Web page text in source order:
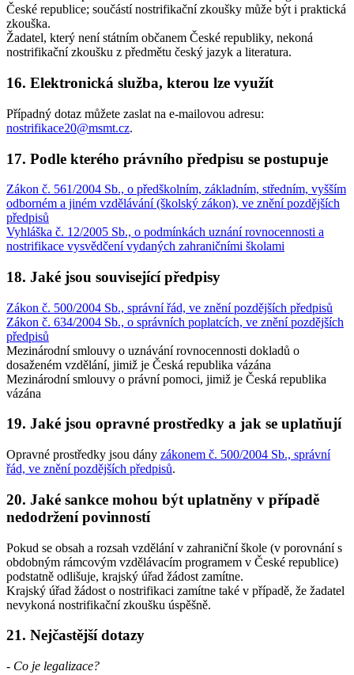
České republice; součástí nostrifikační zkoušky může být i praktická
zkouška.
Žadatel, který není státním občanem České republiky, nekoná
nostrifikační zkoušku z předmětu český jazyk a literatura.
16. Elektronická služba, kterou lze využít
Případný dotaz můžete zaslat na e-mailovou adresu:
nostrifikace20@msmt.cz.
17. Podle kterého právního předpisu se postupuje
Zákon č. 561/2004 Sb., o předškolním, základním, středním, vyšším
odborném a jiném vzdělávání (školský zákon), ve znění pozdějších
předpisů
Vyhláška č. 12/2005 Sb., o podmínkách uznání rovnocennosti a
nostrifikace vysvědčení vydaných zahraničními školami
18. Jaké jsou související předpisy
Zákon č. 500/2004 Sb., správní řád, ve znění pozdějších předpisů
Zákon č. 634/2004 Sb., o správních poplatcích, ve znění pozdějších
předpisů
Mezinárodní smlouvy o uznávání rovnocennosti dokladů o
dosaženém vzdělání, jimiž je Česká republika vázána
Mezinárodní smlouvy o právní pomoci, jimiž je Česká republika
vázána
19. Jaké jsou opravné prostředky a jak se uplatňují
Opravné prostředky jsou dány zákonem č. 500/2004 Sb., správní
řád, ve znění pozdějších předpisů.
20. Jaké sankce mohou být uplatněny v případě
nedodržení povinností
Pokud se obsah a rozsah vzdělání v zahraniční škole (v porovnání s
obdobným rámcovým vzdělávacím programem v České republice)
podstatně odlišuje, krajský úřad žádost zamítne.
Krajský úřad žádost o nostrifikaci zamítne také v případě, že žadatel
nevykoná nostrifikační zkoušku úspěšně.
21. Nejčastější dotazy
- Co je legalizace?